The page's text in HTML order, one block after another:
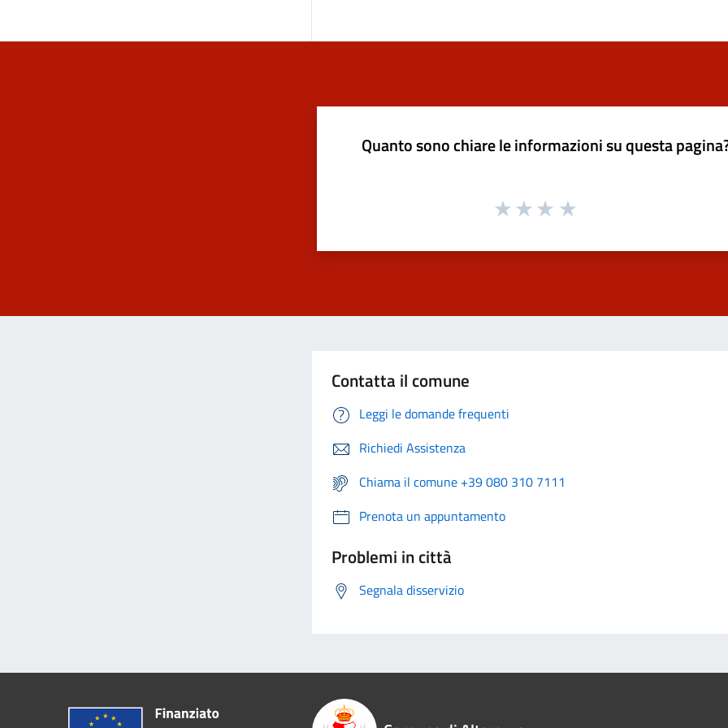
Quanto sono chiare le informazioni su questa
Contatta il comune
Leggi le domande frequenti
Richiedi Assistenza
Chiama il comune +39 080 310 7111
Prenota un appuntamento
Problemi in città
Segnala disservizio